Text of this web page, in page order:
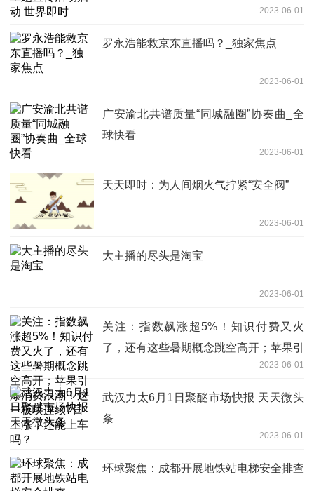
2023-06-01
罗永浩能救京东直播吗？_独家焦点
2023-06-01
广安渝北共谱质量“同城融圈”协奏曲_全
球快看
2023-06-01
天天即时：为人间烟火气拧紧“安全阀”
2023-06-01
大主播的尽头是淘宝
2023-06-01
关注：指数飙涨超5%！知识付费又火
了，还有这些暑期概念跳空高开；苹果引
爆消费浪潮！这一板块连续7日上涨，还
能上车吗？
2023-06-01
武汉力太6月1日聚醚市场快报 天天微头
条
2023-06-01
环球聚焦：成都开展地铁站电梯安全排查